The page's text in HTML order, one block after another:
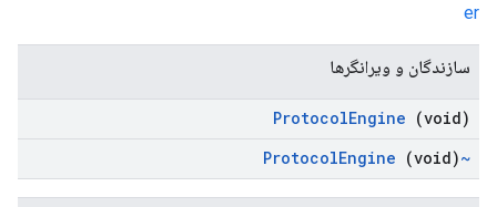
er
سازندگان و ویرانگرها
ProtocolEngine (void)
~Protocol
Engine (void)